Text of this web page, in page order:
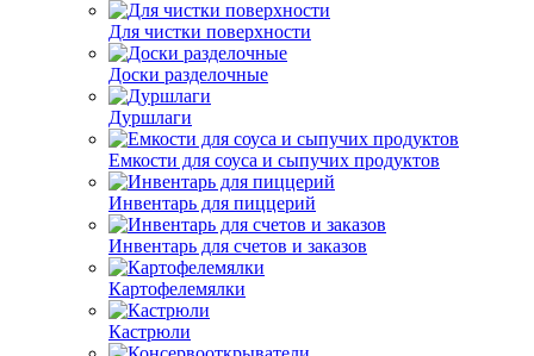
Для чистки поверхности
Доски разделочные
Дуршлаги
Емкости для соуса и сыпучих продуктов
Инвентарь для пиццерий
Инвентарь для счетов и заказов
Картофелемялки
Кастрюли